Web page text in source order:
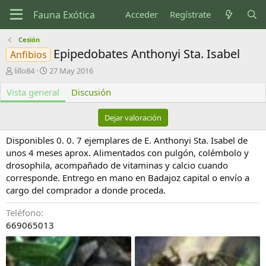
Acceder Regístrate
Cesión
Anfibios Epipedobates Anthonyi Sta. Isabel
A
t
o
lillo84
F
c
h
c
r
e
a
c
27 May 2016
Vista general Discusión
Dejar valoración
Disponibles 0. 0. 7 ejemplares de E. Anthonyi Sta. Isabel de
unos 4 meses aprox. Alimentados con pulgón, colémbolo y
drosophila, acompañado de vitaminas y calcio cuando
corresponde. Entrego en mano en Badajoz capital o envío a
cargo del comprador a donde proceda.
Teléfono
669065013